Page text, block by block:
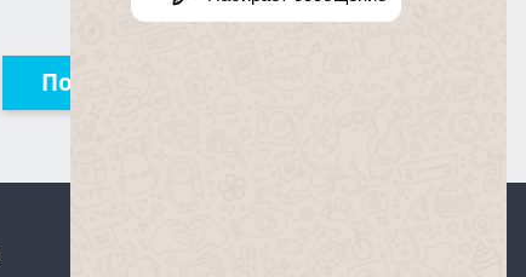
Получить консультацию